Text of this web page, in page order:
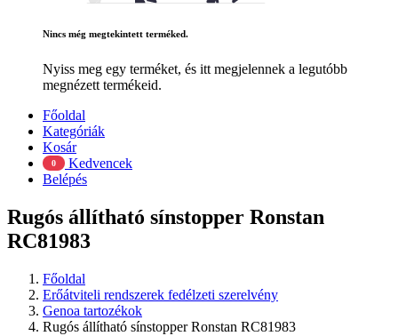
Nincs még megtekintett terméked.
Nyiss meg egy terméket, és itt megjelennek a legutóbb
megnézett termékeid.
Főoldal
Kategóriák
Kosár
0
Kedvencek
Belépés
Rugós állítható sínstopper Ronstan
RC81983
Főoldal
Erőátviteli rendszerek fedélzeti szerelvény
Genoa tartozékok
Rugós állítható sínstopper Ronstan RC81983